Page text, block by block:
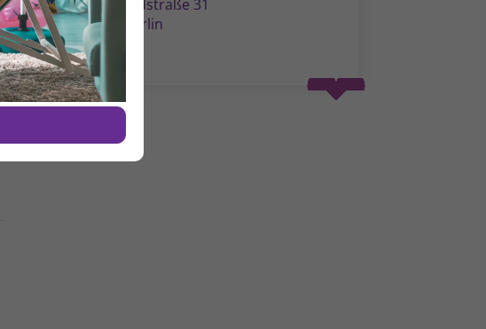
Hildegardstraße 31
10715 Berlin
Spenden